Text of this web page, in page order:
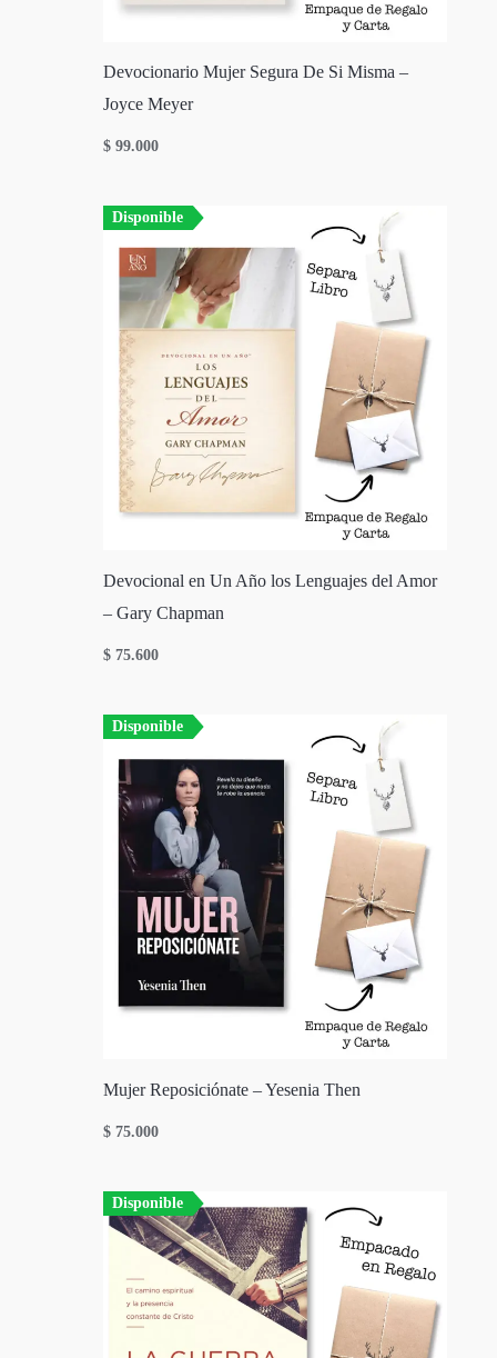
Devocionario Mujer Segura De Si Misma –
Joyce Meyer
$ 99.000
Disponible
Devocional en Un Año los Lenguajes del Amor
– Gary Chapman
$ 75.600
Disponible
Mujer Reposiciónate – Yesenia Then
$ 75.000
Disponible